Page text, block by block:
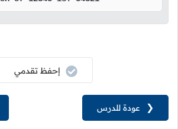
إحفظ تقدمي
❮ عودة للدرس